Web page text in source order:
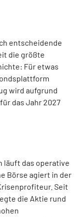
entscheidende
die größte
Für etwas
wird aufgrund
das Jahr 2027
läuft das operative
Börse agiert in der
Seit
die Aktie rund